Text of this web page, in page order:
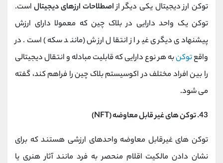
توکن ارز دیجیتال یکی دیگر ازاصطلاحات ارزهای دیجیتال است.
توکن یک واحد دارایی در بلاک چین که معمولا دارای ارزش
پیشنهادی دیگری غیر از انتقال ارزش (مانند سکه) است. در
واقعتوکنبه هر نوع دارایی که قابلیت مبادله و انتقال دیجیتالی
را بین افراد مختلف در اکوسیستم بلاک چین را فراهم کند، گفته
می شود.
43. توکن های غیر قابل معاوضه (NFT)
توکن های غیرقابل معاوضه واحدهای ارزشی هستند که برای
نشان دادن مالکیت اقلام منحصر به فرد مانند آثار هنری یا